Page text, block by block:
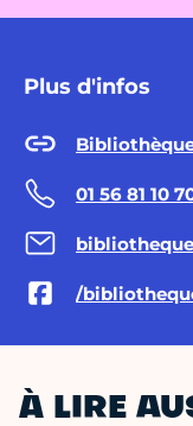
Plus d'infos
01 56 81 10
/
À LIRE